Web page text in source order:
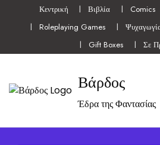
Κεντρική Βιβλία Comics
Roleplaying Games
Gift Boxes
Σε
Βάρδος
Έδρα της Φαντασίας